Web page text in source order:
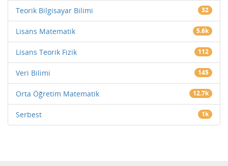
Teorik Bilgisayar Bilimi 32
Lisans Matematik 5.6k
Lisans Teorik Fizik 112
Veri Bilimi 145
Orta Öğretim Matematik 12.7k
Serbest 1k